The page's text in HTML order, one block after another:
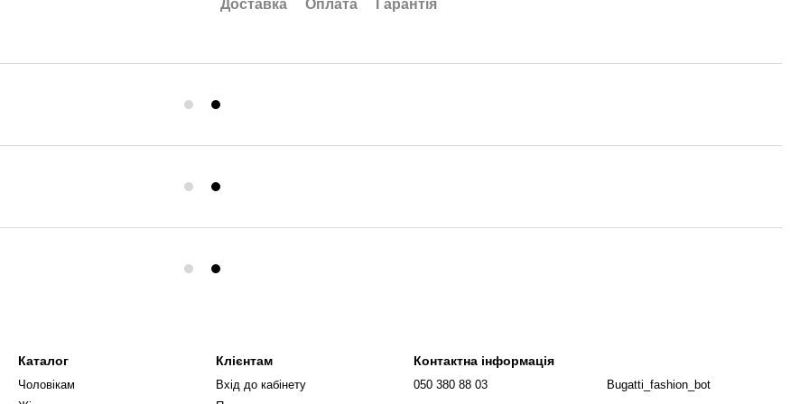
Доставка Оплата Гарантія
Каталог
Чоловікам
Клієнтам
Вхід до кабінету
Контактна інформація
050 380 88 03
Bugatti_fashion_bot